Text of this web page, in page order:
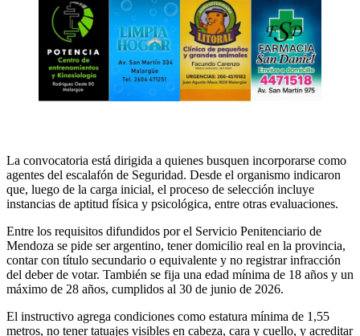
La convocatoria está dirigida a quienes busquen incorporarse como
agentes del escalafón de Seguridad. Desde el organismo indicaron
que, luego de la carga inicial, el proceso de selección incluye
instancias de aptitud física y psicológica, entre otras evaluaciones.
Entre los requisitos difundidos por el Servicio Penitenciario de
Mendoza se pide ser argentino, tener domicilio real en la provincia,
contar con título secundario o equivalente y no registrar infracción
del deber de votar. También se fija una edad mínima de 18 años y un
máximo de 28 años, cumplidos al 30 de junio de 2026.
El instructivo agrega condiciones como estatura mínima de 1,55
metros, no tener tatuajes visibles en cabeza, cara y cuello, y acreditar